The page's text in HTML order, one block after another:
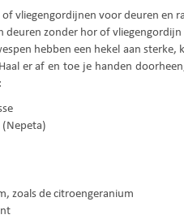
of vliegengordijnen voor deuren en
deuren zonder hor of
hebben een hekel aan
er af en toe je handen
zoals de citroengeranium